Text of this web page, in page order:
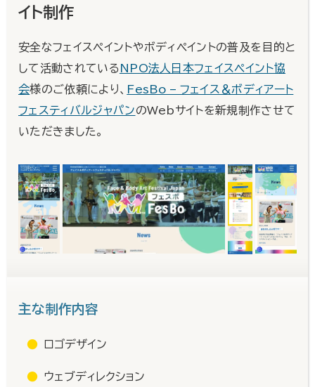
イト制作
安全なフェイスペイントやボディペイントの普及を目的と
して活動されているNPO法人日本フェイスペイント協
会様のご依頼により、 FesBo – フェイス＆ボディアート
フェスティバルジャパンのWebサイトを新規制作させて
いただきました。
主な制作内容
ロゴデザイン
ウェブディレクション